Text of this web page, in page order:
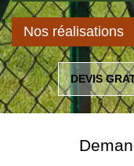
Nos réalisations
DEVIS